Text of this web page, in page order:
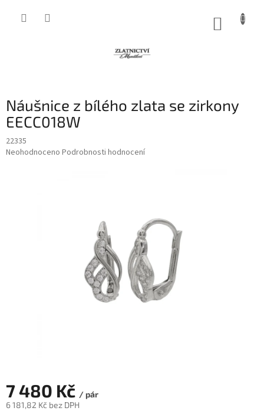
Náušnice z bílého zlata se zirkony
EECC018W
22335
Průměrné
Neohodnoceno Podrobnosti hodnocení
7 480 Kč / pár
6 181,82 Kč bez DPH